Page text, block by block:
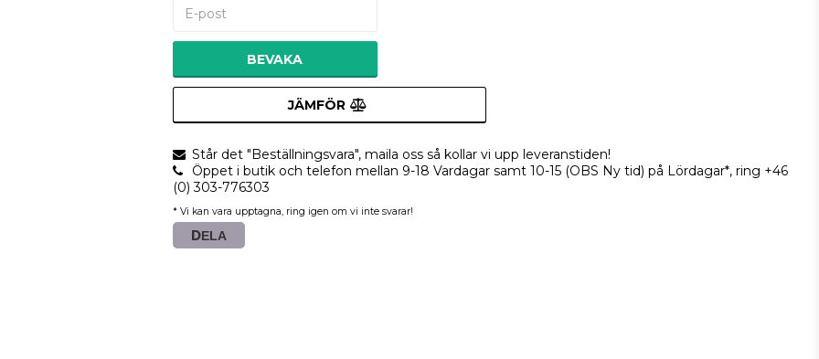
BEVAKA
JÄMFÖR
Står det "Beställningsvara", maila oss så kollar vi upp leveranstiden!
Öppet i butik och telefon mellan 9-18 Vardagar samt 10-15 (OBS Ny tid) på Lördagar*, ring +46
(0) 303-776303
* Vi kan vara upptagna, ring igen om vi inte svarar!
DELA